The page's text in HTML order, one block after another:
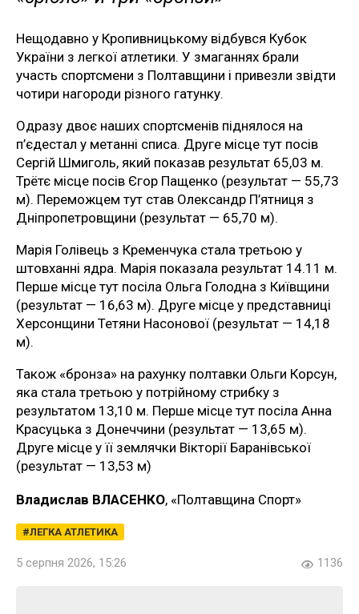
Нещодавно у Кропивницькому відбувся Кубок
України з легкої атлетики. У змаганнях брали
участь спортсмени з Полтавщини і привезли звідти
чотири нагороди різного гатунку.
Одразу двоє наших спортсменів піднялося на
п’єдестал у метанні списа. Друге місце тут посів
Сергій Шмиголь, який показав результат 65,03 м.
Трётє місце посів Єгор Пащенко (результат — 55,73
м). Переможцем тут став Олександр П’ятниця з
Дніпропетровщини (результат — 65,70 м).
Марія Голівець з Кременчука стала третьою у
штовханні ядра. Марія показала результат 14.11 м.
Перше місце тут посіла Ольга Голодна з Київщини
(результат — 16,63 м). Друге місце у представниці
Херсонщини Тетяни Насонової (результат — 14,18
м).
Також «бронза» на рахунку полтавки Ольги Корсун,
яка стала третьою у потрійному стрибку з
результатом 13,10 м. Перше місце тут посіла Анна
Красуцька з Донеччини (результат — 13,65 м).
Друге місце у її землячки Вікторії Баранівської
(результат — 13,53 м)
Владислав ВЛАСЕНКО, «Полтавщина Спорт»
ЛЕГКА АТЛЕТИКА
5 серпня 2026, 15:26 1136